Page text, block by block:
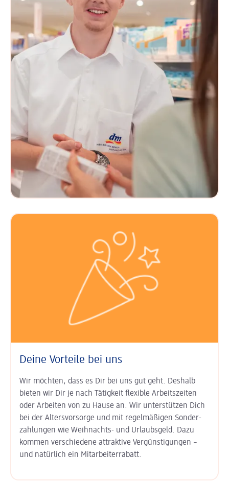
Deine Vorteile bei uns
Wir möchten, dass es Dir bei uns gut geht. Deshalb
bieten wir Dir je nach Tätigkeit flexible Arbeits­zeiten
oder Arbeiten von zu Hause an. Wir unter­stützen Dich
bei der Alters­vorsorge und mit regel­mäßigen Sonder­
zahlungen wie Weihnachts- und Urlaubs­geld. Dazu
kommen ver­schiedene attraktive Ver­günsti­gungen –
und natürlich ein Mitarbeiter­rabatt.